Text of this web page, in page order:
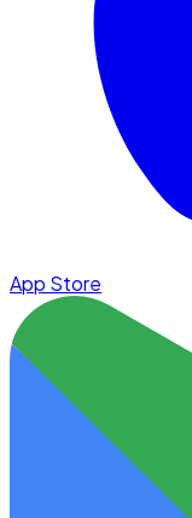
App Store